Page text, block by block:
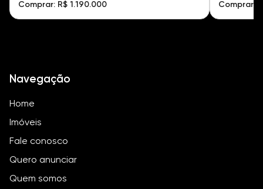
Comprar: R$ 1.190.000 Comprar:
Navegação
Home
Imóveis
Fale conosco
Quero anunciar
Quem somos